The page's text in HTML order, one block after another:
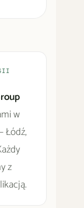
w
Łódź,
z